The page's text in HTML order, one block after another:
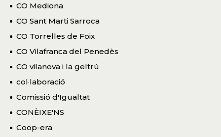
CO Mediona
CO Sant Marti Sarroca
CO Torrelles de Foix
CO Vilafranca del Penedès
CO vilanova i la geltrú
col·laboració
Comissió d'Igualtat
CONÈIXE'NS
Coop-era